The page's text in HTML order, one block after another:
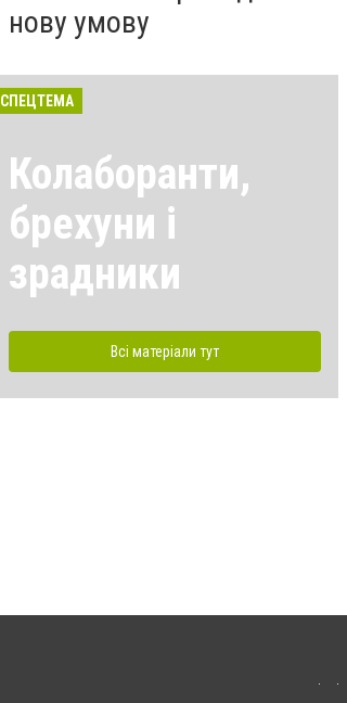
нову умову
СПЕЦТЕМА
Колаборанти,
брехуни і
зрадники
Всі матеріали тут